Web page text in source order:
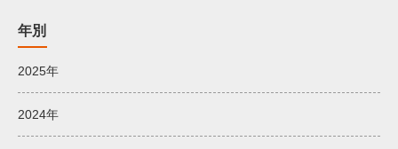
年別
2025年
2024年